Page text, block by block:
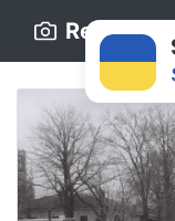
Retro.ck.ua